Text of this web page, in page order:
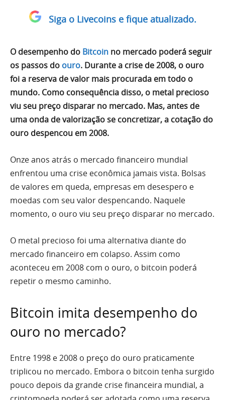
Siga o Livecoins e fique atualizado.
O desempenho do Bitcoin no mercado poderá seguir
os passos do ouro. Durante a crise de 2008, o ouro
foi a reserva de valor mais procurada em todo o
mundo. Como consequência disso, o metal precioso
viu seu preço disparar no mercado. Mas, antes de
uma onda de valorização se concretizar, a cotação do
ouro despencou em 2008.
Onze anos atrás o mercado financeiro mundial
enfrentou uma crise econômica jamais vista. Bolsas
de valores em queda, empresas em desespero e
moedas com seu valor despencando. Naquele
momento, o ouro viu seu preço disparar no mercado.
O metal precioso foi uma alternativa diante do
mercado financeiro em colapso. Assim como
aconteceu em 2008 com o ouro, o bitcoin poderá
repetir o mesmo caminho.
Bitcoin imita desempenho do
ouro no mercado?
Entre 1998 e 2008 o preço do ouro praticamente
triplicou no mercado. Embora o bitcoin tenha surgido
pouco depois da grande crise financeira mundial, a